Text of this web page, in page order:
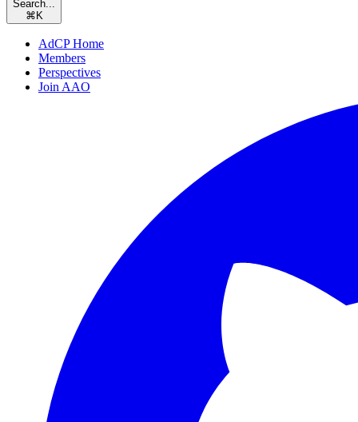
Search...
⌘ K
AdCP Home
Members
Perspectives
Join AAO